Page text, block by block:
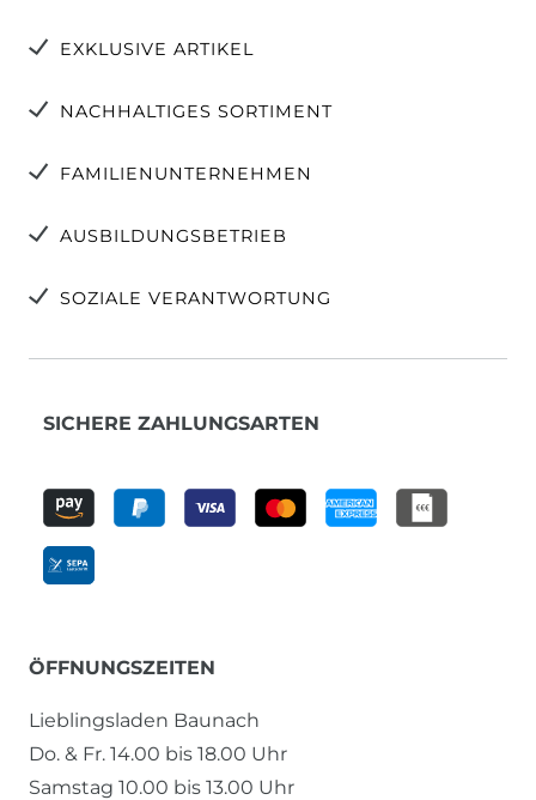
EXKLUSIVE ARTIKEL
NACHHALTIGES SORTIMENT
FAMILIENUNTERNEHMEN
AUSBILDUNGSBETRIEB
SOZIALE VERANTWORTUNG
SICHERE ZAHLUNGSARTEN
ÖFFNUNGSZEITEN
Lieblingsladen Baunach
Do. & Fr. 14.00 bis 18.00 Uhr
Samstag 10.00 bis 13.00 Uhr